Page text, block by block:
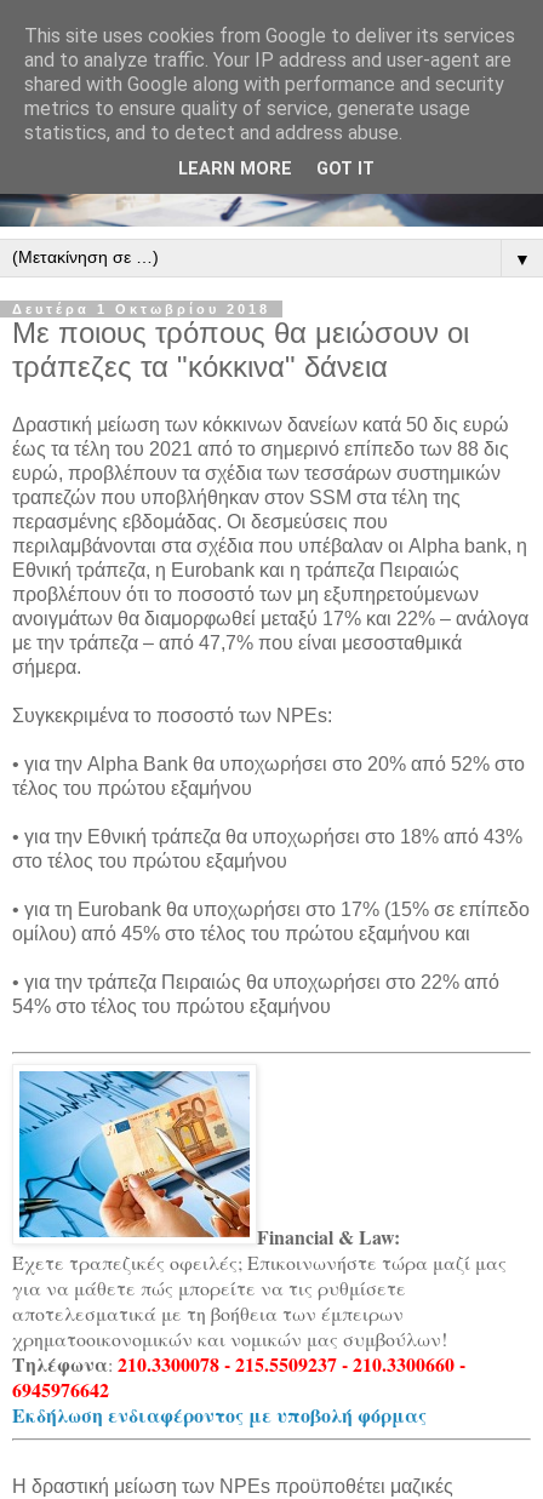
▼
Δευτέρα 1 Οκτωβρίου 2018
Με ποιους τρόπους θα μειώσουν οι
τράπεζες τα "κόκκινα" δάνεια
Δραστική μείωση των κόκκινων δανείων κατά 50 δις ευρώ
έως τα τέλη του 2021 από το σημερινό επίπεδο των 88 δις
ευρώ, προβλέπουν τα σχέδια των τεσσάρων συστημικών
τραπεζών που υποβλήθηκαν στον SSM στα τέλη της
περασμένης εβδομάδας. Οι δεσμεύσεις που
περιλαμβάνονται στα σχέδια που υπέβαλαν οι Alpha bank, η
Εθνική τράπεζα, η Eurobank και η τράπεζα Πειραιώς
προβλέπουν ότι το ποσοστό των μη εξυπηρετούμενων
ανοιγμάτων θα διαμορφωθεί μεταξύ 17% και 22% – ανάλογα
με την τράπεζα – από 47,7% που είναι μεσοσταθμικά
σήμερα.
Συγκεκριμένα το ποσοστό των NPEs:
• για την Alpha Bank θα υποχωρήσει στο 20% από 52% στο
τέλος του πρώτου εξαμήνου
• για την Εθνική τράπεζα θα υποχωρήσει στο 18% από 43%
στο τέλος του πρώτου εξαμήνου
• για τη Eurobank θα υποχωρήσει στο 17% (15% σε επίπεδο
ομίλου) από 45% στο τέλος του πρώτου εξαμήνου και
• για την τράπεζα Πειραιώς θα υποχωρήσει στο 22% από
54% στο τέλος του πρώτου εξαμήνου
Financial & Law:
Έχετε τραπεζικές οφειλές; Επικοινωνήστε τώρα μαζί μας
για να μάθετε πώς μπορείτε να τις ρυθμίσετε
αποτελεσματικά με τη βοήθεια των έμπειρων
χρηματοοικονομικών και νομικών μας συμβούλων!
Τηλέφωνα: 210.3300078 - 215.5509237 - 210.3300660 -
6945976642
Εκδήλωση ενδιαφέροντος με υποβολή φόρμας
Η δραστική μείωση των NPEs προϋποθέτει μαζικές
This site uses cookies from Google to deliver its services
and to analyze traffic. Your IP address and user-agent are
shared with Google along with performance and security
metrics to ensure quality of service, generate usage
statistics, and to detect and address abuse.
LEARN MORE GOT IT